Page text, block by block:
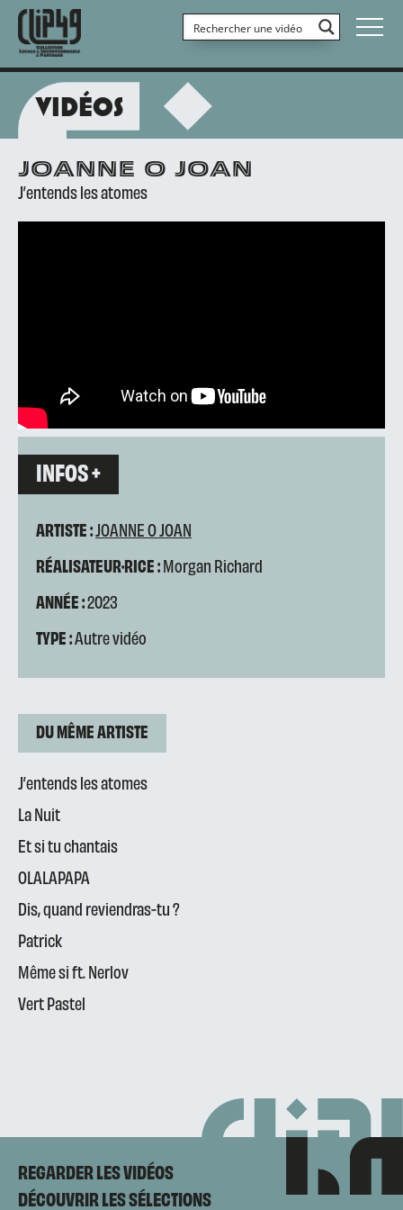
VIDÉOS
JOANNE O JOAN
J’entends les atomes
INFOS +
ARTISTE : JOANNE O JOAN
RÉALISATEUR·RICE :Morgan Richard
ANNÉE :2023
TYPE :Autre vidéo
DU MÊME ARTISTE
J’entends les atomes
La Nuit
Et si tu chantais
OLALAPAPA
Dis, quand reviendras-tu ?
Patrick
Même si ft. Nerlov
Vert Pastel
REGARDER LES VIDÉOS
DÉCOUVRIR LES SÉLECTIONS